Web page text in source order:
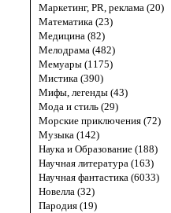
Маркетинг, PR, реклама (20)
Математика (23)
Медицина (82)
Мелодрама (482)
Мемуары (1175)
Мистика (390)
Мифы, легенды (43)
Мода и стиль (29)
Морские приключения (72)
Музыка (142)
Наука и Образование (188)
Научная литература (163)
Научная фантастика (6033)
Новелла (32)
Пародия (19)